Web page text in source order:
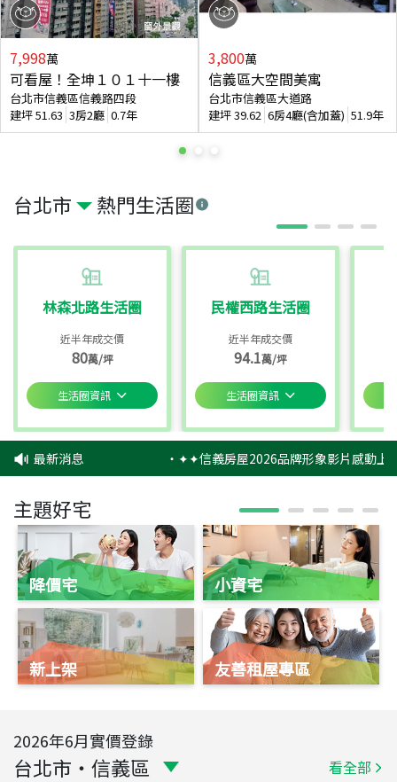
台北市 熱門生活圈
林森北路生活圈
近半年成交價
80萬/坪
生活圈資訊
民權西路生活圈
近半年成交價
94.1萬/坪
生活圈資訊
7,998萬
可看屋！全坤１０１十一樓
台北市信義區信義路四段
建坪51.63 3房2廳 0.7年
3,800萬
信義區大空間美寓
台北市信義區大道路
建坪39.62 6房4廳(含加蓋) 51.9年
最新消息 ‧✦✦信義房屋2026品牌形象影片感動上
主題好宅
降價宅
新上架
小資宅
友善租屋專區
2026年6月實價登錄
台北市 ・ 信義區 看全部